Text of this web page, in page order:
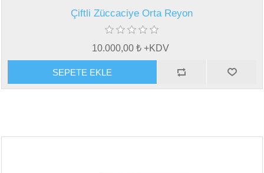
Çiftli Züccaciye Orta Reyon
10.000,00 ₺ +KDV